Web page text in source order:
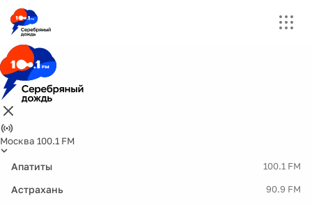
Москва 100.1 FM
Апатиты 100.1 FM
Астрахань 90.9 FM